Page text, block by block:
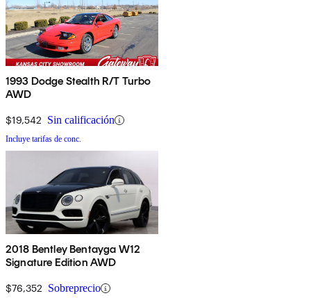
1993 Dodge Stealth R/T Turbo
AWD
$19,542 Sin calificación
Incluye tarifas de conc.
2018 Bentley Bentayga W12
Signature Edition AWD
$76,352 Sobreprecio